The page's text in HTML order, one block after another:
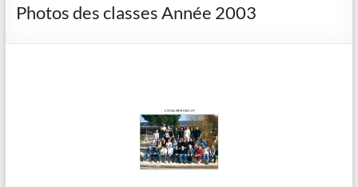
Photos des classes Année 2003